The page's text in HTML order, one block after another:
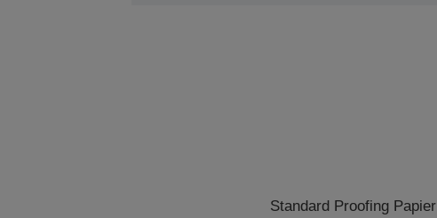
Standard Proofing